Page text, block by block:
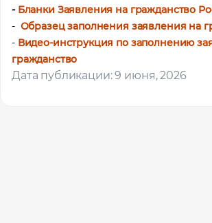
- Бланки Заявления на гражданство
- Образец заполнения заявления на
- Видео-инструкция по заполнению
гражданство
Дата публикации: 9 июня, 2026